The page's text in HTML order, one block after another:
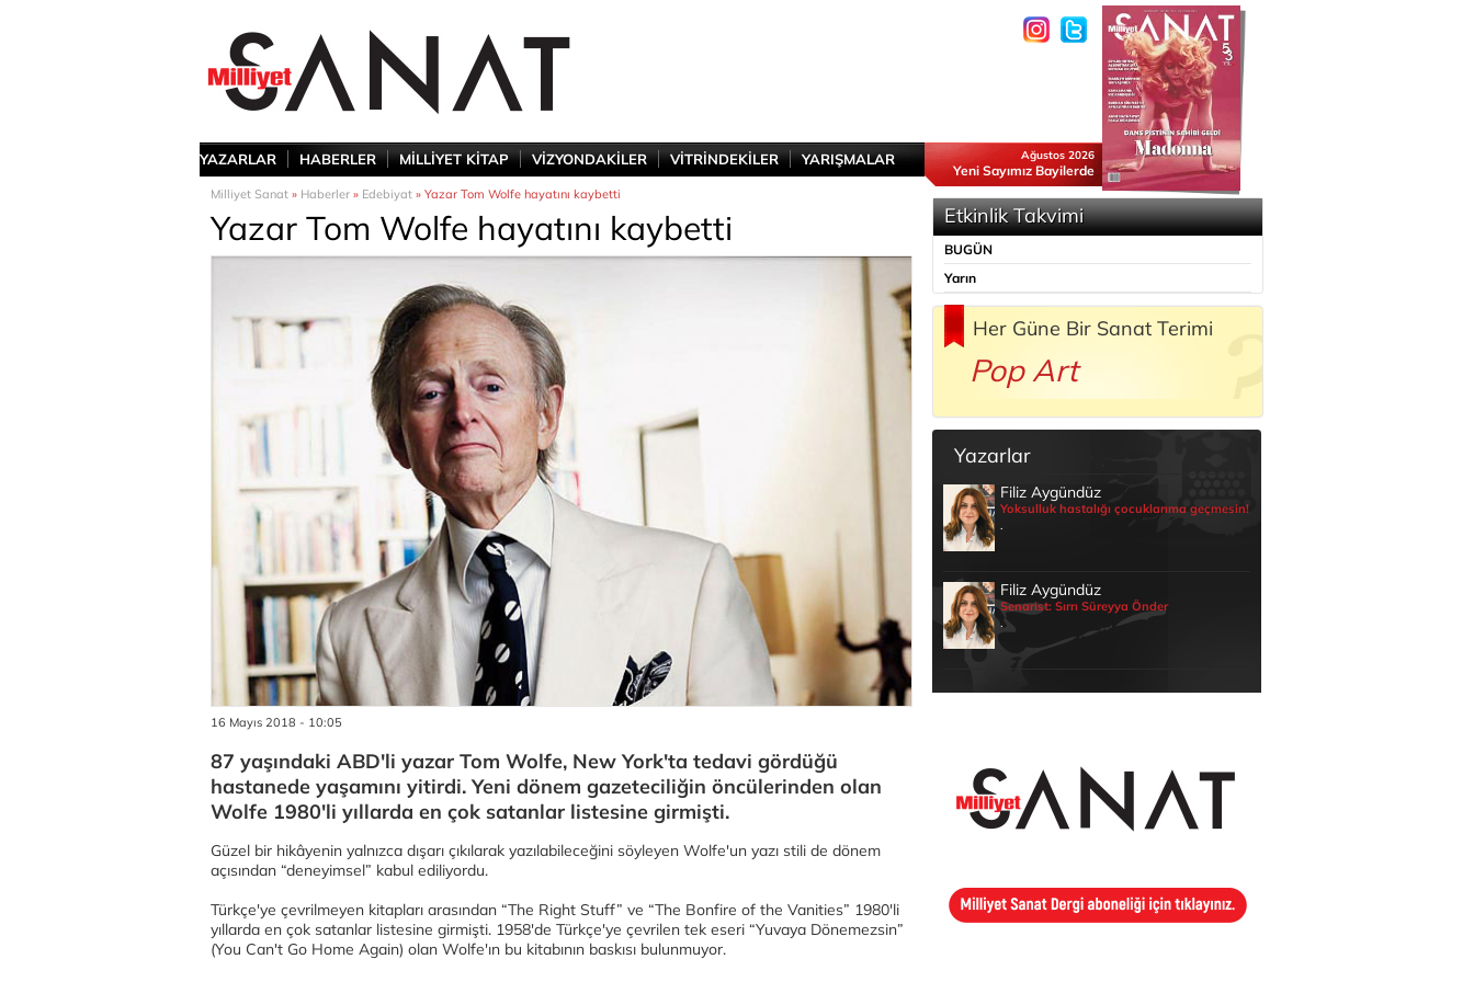
YAZARLAR HABERLER MİLLİYET KİTAP VİZYONDAKİLER VİTRİNDEKİLER YARIŞMALAR Ağustos 2026
Yeni Sayımız Bayilerde
Milliyet Sanat » Haberler » Edebiyat » Yazar Tom Wolfe hayatını kaybetti
Yazar Tom Wolfe hayatını kaybetti
16 Mayıs 2018 - 10:05
87 yaşındaki ABD'li yazar Tom Wolfe, New York'ta tedavi gördüğü
hastanede yaşamını yitirdi. Yeni dönem gazeteciliğin öncülerinden olan
Wolfe 1980'li yıllarda en çok satanlar listesine girmişti.
Güzel bir hikâyenin yalnızca dışarı çıkılarak yazılabileceğini söyleyen Wolfe'un yazı stili de dönem
açısından “deneyimsel” kabul ediliyordu.
Türkçe'ye çevrilmeyen kitapları arasından “The Right Stuff” ve “The Bonfire of the Vanities” 1980'li
yıllarda en çok satanlar listesine girmişti. 1958'de Türkçe'ye çevrilen tek eseri “Yuvaya Dönemezsin”
(You Can't Go Home Again) olan Wolfe'ın bu kitabının baskısı bulunmuyor.
Etkinlik Takvimi
BUGÜN
Yarın
Her Güne Bir Sanat Terimi
Pop Art
Yazarlar
Filiz Aygündüz
Yoksulluk hastalığı çocuklarıma geçmesin!
.
Filiz Aygündüz
Senarist: Sırrı Süreyya Önder
.